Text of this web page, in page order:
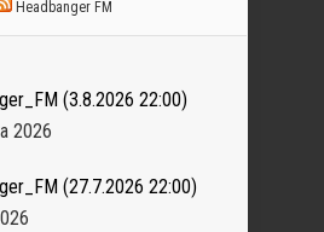
Headbanger FM
(3.8.2026 22:00)
2026
(27.7.2026 22:00)